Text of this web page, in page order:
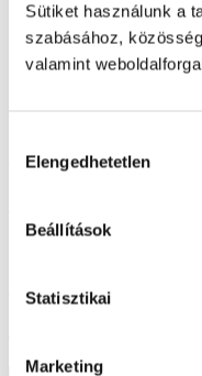
Sütiket használunk a
szabásához,
valamint
kiválasztása
Elengedhetetlen
Beállítások
Statisztikai
Marketing
Gyártó:
Rendelhető Hasonló
6 528 Ft